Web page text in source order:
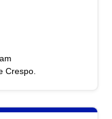
Crespo.